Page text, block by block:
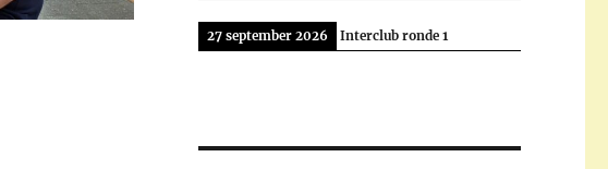
27 september 2026 Interclub ronde 1